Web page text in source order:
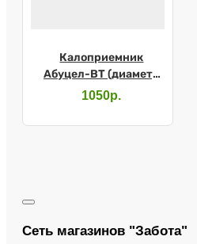
Калоприемник
Абуцел-ВТ (диаметр
стомы до 80мм) 5шт
1050р.
Сеть магазинов "Забота"